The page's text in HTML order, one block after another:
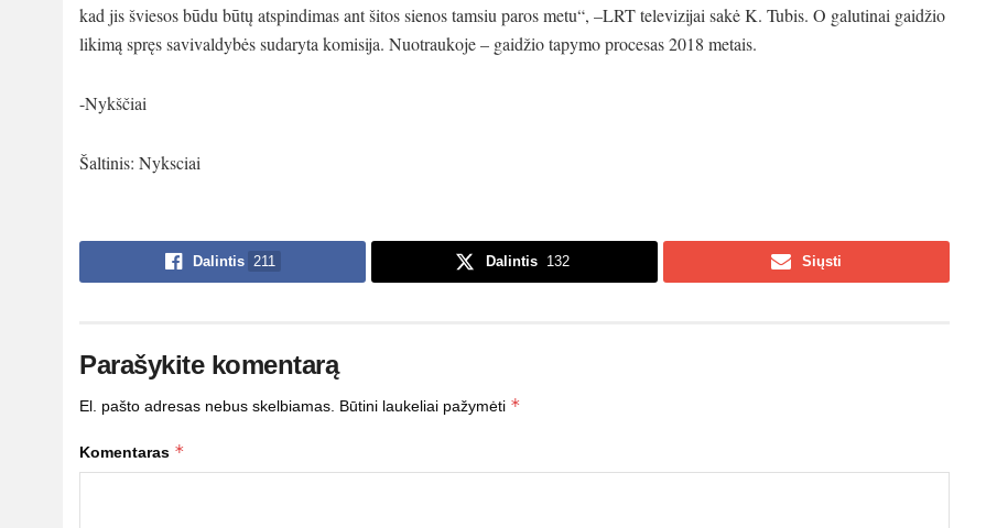
kad jis šviesos būdu būtų atspindimas ant šitos sienos tamsiu paros metu“, –LRT televizijai sakė K. Tubis. O galutinai gaidžio
likimą spręs savivaldybės sudaryta komisija. Nuotraukoje – gaidžio tapymo procesas 2018 metais.
-Nykščiai
Šaltinis: Nyksciai
Dalintis 211 Dalintis 132 Siųsti
Parašykite komentarą
El. pašto adresas nebus skelbiamas. Būtini laukeliai pažymėti *
Komentaras *